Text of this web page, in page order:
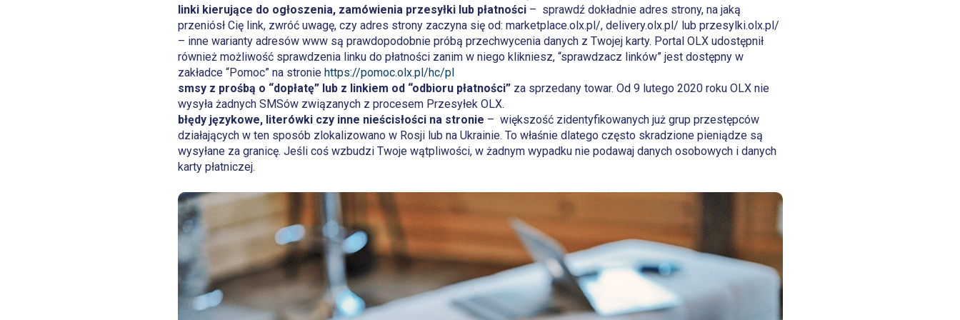
linki kierujące do ogłoszenia, zamówienia przesyłki lub płatności– ­ sprawdź dokładnie adres strony, na jaką
przeniósł Cię link, zwróć uwagę, czy adres strony zaczyna się od: marketplace.olx.pl/, delivery.olx.pl/ lub przesylki.olx.pl/
– inne warianty adresów www są prawdopodobnie próbą przechwycenia danych z Twojej karty. Portal OLX udostępnił
również możliwość sprawdzenia linku do płatności zanim w niego klikniesz, “sprawdzacz linków” jest dostępny w
zakładce “Pomoc” na stronie https://pomoc.olx.pl/hc/pl
smsy z prośbą o “dopłatę” lub z linkiem od “odbioru płatności”za sprzedany towar. Od 9 lutego 2020 roku OLX nie
wysyła żadnych SMSów związanych z procesem Przesyłek OLX.
błędy językowe, literówki czy inne nieścisłości na stronie – ­ większość zidentyfikowanych już grup przestępców
działających w ten sposób zlokalizowano w Rosji lub na Ukrainie. To właśnie dlatego często skradzione pieniądze są
wysyłane za granicę. Jeśli coś wzbudzi Twoje wątpliwości, w żadnym wypadku nie podawaj danych osobowych i danych
karty płatniczej.